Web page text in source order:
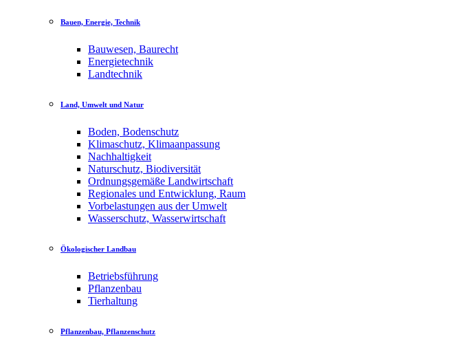
Bauen, Energie, Technik
Bauwesen, Baurecht
Energietechnik
Landtechnik
Land, Umwelt und Natur
Boden, Bodenschutz
Klimaschutz, Klimaanpassung
Nachhaltigkeit
Naturschutz, Biodiversität
Ordnungsgemäße Landwirtschaft
Regionales und Entwicklung, Raum
Vorbelastungen aus der Umwelt
Wasserschutz, Wasserwirtschaft
Ökologischer Landbau
Betriebsführung
Pflanzenbau
Tierhaltung
Pflanzenbau, Pflanzenschutz